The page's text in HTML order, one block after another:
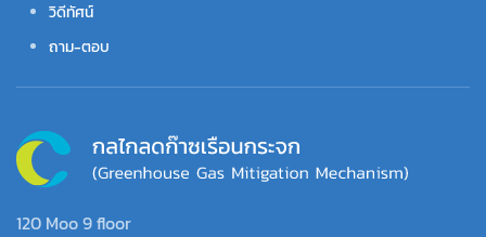
วิดีทัศน์
ถาม-ตอบ
120 Moo 9 floor